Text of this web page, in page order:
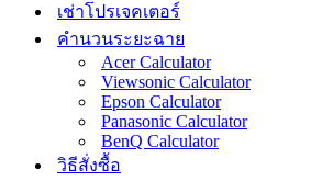
เช่าโปรเจคเตอร์
คำนวนระยะฉาย
Acer Calculator
Viewsonic Calculator
Epson Calculator
Panasonic Calculator
BenQ Calculator
วิธีสั่งซื้อ